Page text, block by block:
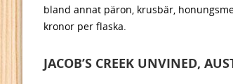
bland annat päron, krusbär,
kronor per flaska.
JACOB’S CREEK UNVINED,